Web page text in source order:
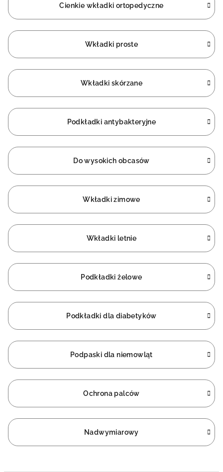
Cienkie wkładki ortopedyczne
Wkładki proste
Wkładki skórzane
Podkładki antybakteryjne
Do wysokich obcasów
Wkładki zimowe
Wkładki letnie
Podkładki żelowe
Podkładki dla diabetyków
Podpaski dla niemowląt
Ochrona palców
Nadwymiarowy